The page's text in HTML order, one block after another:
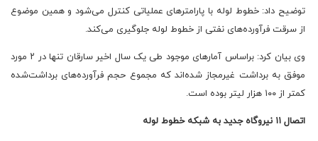
توضیح داد: خطوط لوله با پارامترهای عملیاتی کنترل می‌شود و همین موضوع
از سرقت فرآورده‌های نفتی از خطوط لوله جلوگیری می‌کند.
وی بیان کرد: براساس آمارهای موجود طی یک سال اخیر سارقان تنها در ۲ مورد
موفق به برداشت غیرمجاز شده‌اند که مجموع حجم فرآورده‌های برداشت‌شده
کمتر از ۱۰۰ هزار لیتر بوده است.
اتصال ۱۱ نیروگاه جدید به شبکه خطوط لوله